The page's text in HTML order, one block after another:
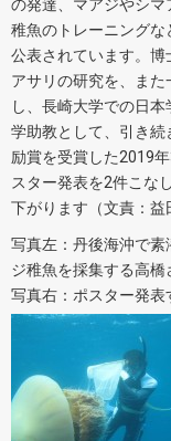
の発達、マアジやシ
稚魚のトレーニング
公表されています。
アサリの研究を、また
し、長崎大学での日
学助教として、引き
励賞を受賞した2019
スター発表を2件こな
下がります（文責：益
写真左：丹後海沖で
ジ稚魚を採集する高橋
写真右：ポスター発表